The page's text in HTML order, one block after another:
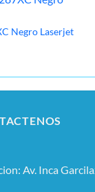
Negro Laserjet
Av. Inca